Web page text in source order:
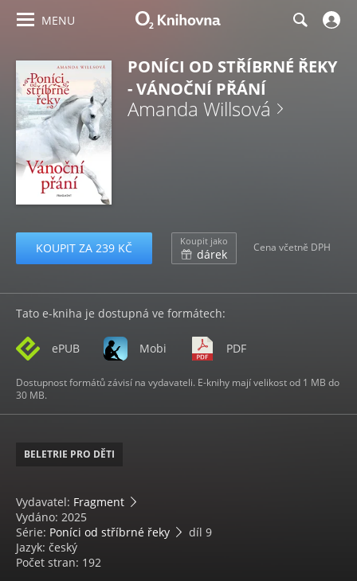
MENU
PONÍCI OD STŘÍBRNÉ ŘEKY
- VÁNOČNÍ PŘÁNÍ
Amanda Willsová
KOUPIT ZA 239 KČ Koupit jako
dárek Cena včetně DPH
Tato e-kniha je dostupná ve formátech:
ePUB Mobi PDF
Dostupnost formátů závisí na vydavateli. E-knihy mají velikost od 1 MB do
30 MB.
BELETRIE PRO DĚTI
Vydavatel: Fragment
Vydáno: 2025
Série: Poníci od stříbrné řeky
díl 9
Jazyk: český
Počet stran: 192